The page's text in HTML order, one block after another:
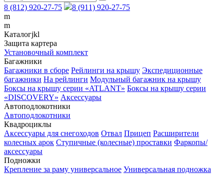
8 (812) 920-27-75
8 (911) 920-27-75
m
m
Каталогjkl
Защита картера
Установочный комплект
Багажники
Багажники в сборе Рейлинги на крышу Экспедиционные
багажники На рейлинги Модульный багажник на крышу
Боксы на крышу серии «ATLANT» Боксы на крышу серии
«DISCOVERY» Аксессуары
Автоподлокотники
Автоподлокотники
Квадроциклы
Аксессуары для снегоходов Отвал Прицеп Расширители
колесных арок Ступичные (колесные) проставки Фаркопы/
аксессуары
Подножки
Крепление за раму универсальное Универсальная подножка